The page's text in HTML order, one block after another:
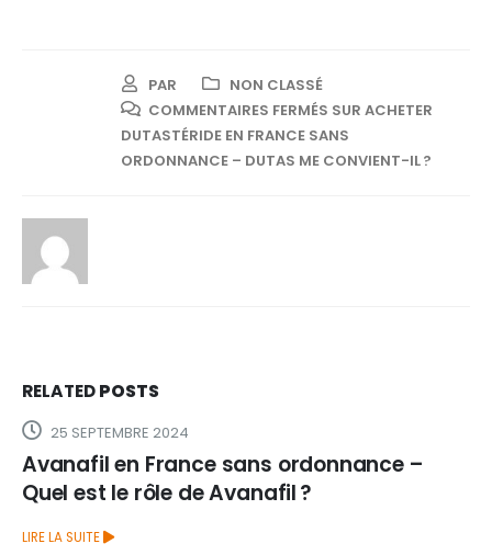
PAR
NON CLASSÉ
COMMENTAIRES FERMÉS SUR ACHETER
DUTASTÉRIDE EN FRANCE SANS
ORDONNANCE – DUTAS ME CONVIENT-IL ?
RELATEDPOSTS
25 SEPTEMBRE 2024
Avanafil en France sans ordonnance –
Quel est le rôle de Avanafil ?
LIRE LA SUITE